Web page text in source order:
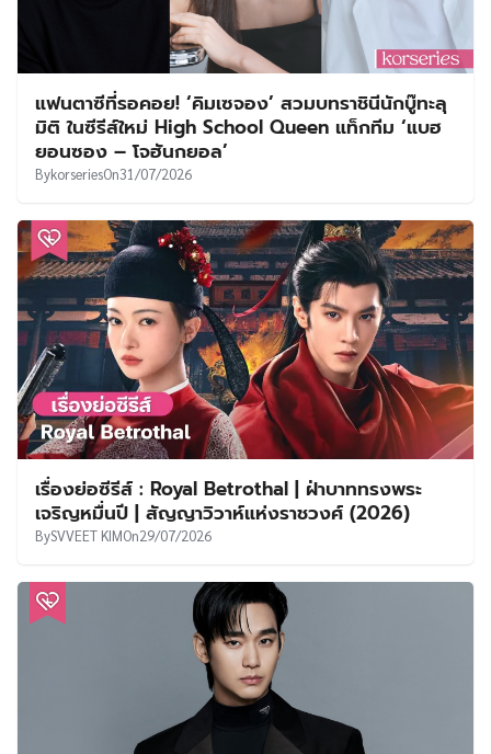
แฟนตาซีที่รอคอย! ‘คิมเซจอง’ สวมบทราชินีนักบู๊ทะลุ
มิติ ในซีรีส์ใหม่ High School Queen แท็กทีม ‘แบฮ
ยอนซอง – โจฮันกยอล’
BykorseriesOn31/07/2026
เรื่องย่อซีรีส์ : Royal Betrothal | ฝ่าบาททรงพระ
เจริญหมื่นปี | สัญญาวิวาห์แห่งราชวงศ์ (2026)
BySVVEET KIMOn29/07/2026